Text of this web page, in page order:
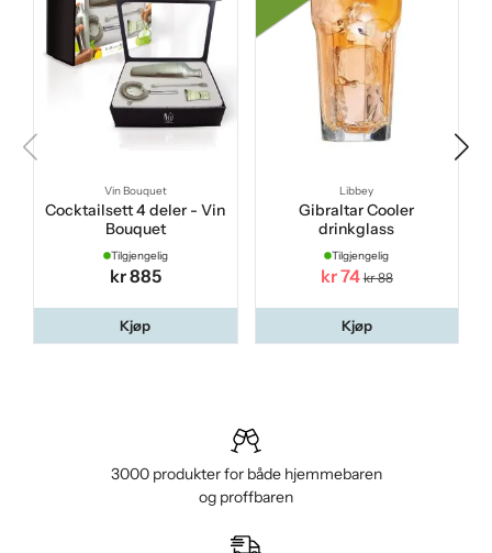
Vin Bouquet
Cocktailsett 4 deler - Vin
Bouquet
Tilgjengelig
kr 885
Kjøp
Libbey
Gibraltar Cooler
drinkglass
Tilgjengelig
kr 74 kr 88
Kjøp
3000 produkter for både hjemmebaren
og proffbaren